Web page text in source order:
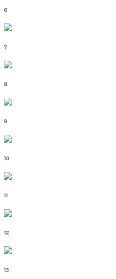
6
7
8
9
10
11
12
13